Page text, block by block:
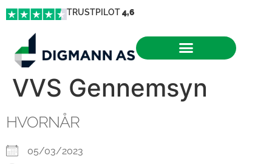
TRUSTPILOT4,6
VVS Gennemsyn
HVORNÅR
05/03/2023